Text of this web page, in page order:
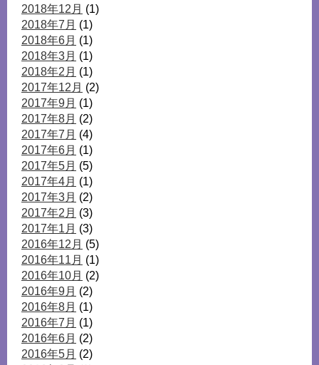
2018年12月 (1)
2018年7月 (1)
2018年6月 (1)
2018年3月 (1)
2018年2月 (1)
2017年12月 (2)
2017年9月 (1)
2017年8月 (2)
2017年7月 (4)
2017年6月 (1)
2017年5月 (5)
2017年4月 (1)
2017年3月 (2)
2017年2月 (3)
2017年1月 (3)
2016年12月 (5)
2016年11月 (1)
2016年10月 (2)
2016年9月 (2)
2016年8月 (1)
2016年7月 (1)
2016年6月 (2)
2016年5月 (2)